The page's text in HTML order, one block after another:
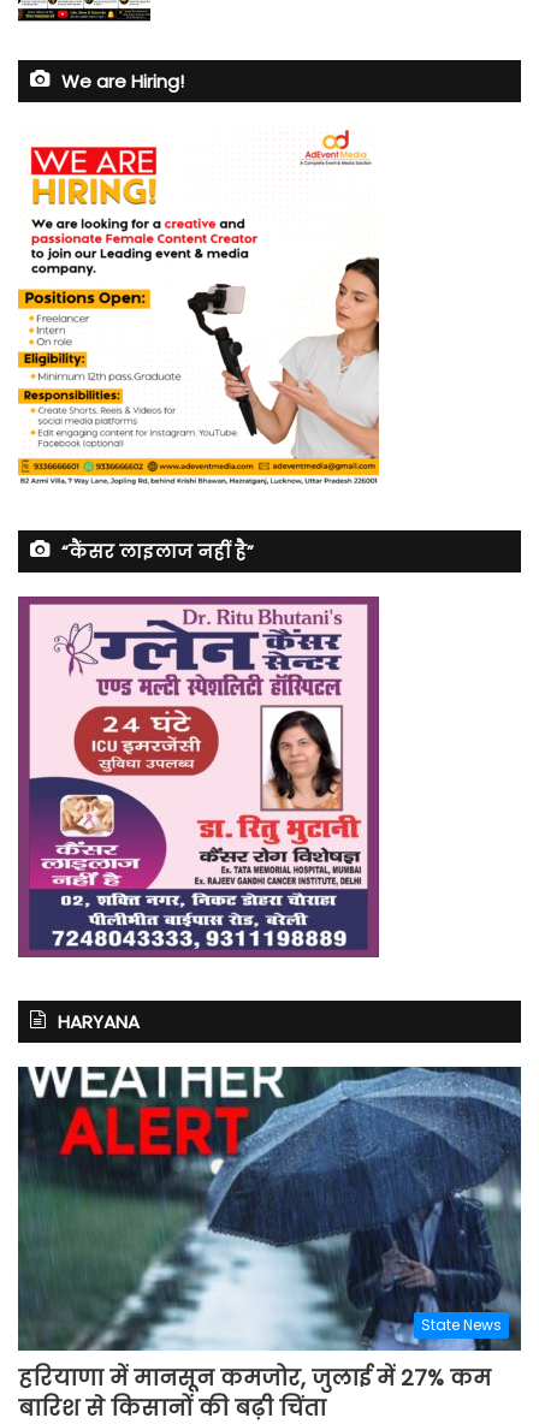
We are Hiring!
“कैंसर लाइलाज नहीं है”
HARYANA
State News
हरियाणा में मानसून कमजोर, जुलाई में 27% कम
बारिश से किसानों की बढ़ी चिंता